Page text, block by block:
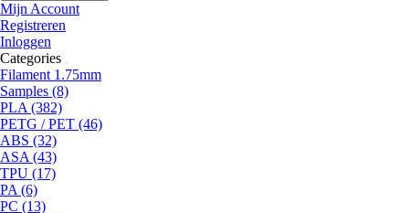
Mijn Account
Registreren
Inloggen
Categories
Filament 1.75mm
Samples (8)
PLA (382)
PETG / PET (46)
ABS (32)
ASA (43)
TPU (17)
PA (6)
PC (13)